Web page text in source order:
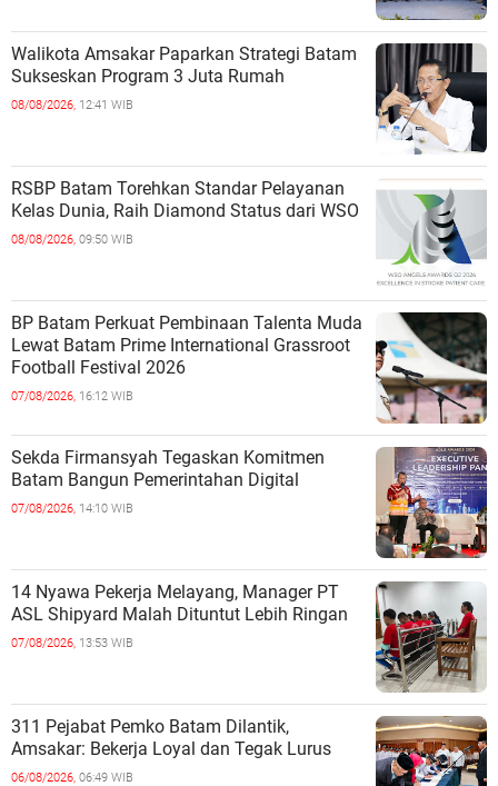
Walikota Amsakar Paparkan Strategi Batam
Sukseskan Program 3 Juta Rumah
08/08/2026, 12:41 WIB
RSBP Batam Torehkan Standar Pelayanan
Kelas Dunia, Raih Diamond Status dari WSO
08/08/2026, 09:50 WIB
BP Batam Perkuat Pembinaan Talenta Muda
Lewat Batam Prime International Grassroot
Football Festival 2026
07/08/2026, 16:12 WIB
Sekda Firmansyah Tegaskan Komitmen
Batam Bangun Pemerintahan Digital
07/08/2026, 14:10 WIB
14 Nyawa Pekerja Melayang, Manager PT
ASL Shipyard Malah Dituntut Lebih Ringan
07/08/2026, 13:53 WIB
311 Pejabat Pemko Batam Dilantik,
Amsakar: Bekerja Loyal dan Tegak Lurus
06/08/2026, 06:49 WIB